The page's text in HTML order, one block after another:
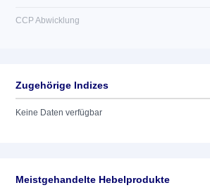
CCP Abwicklung
Zugehörige Indizes
Keine Daten verfügbar
Meistgehandelte Hebelprodukte